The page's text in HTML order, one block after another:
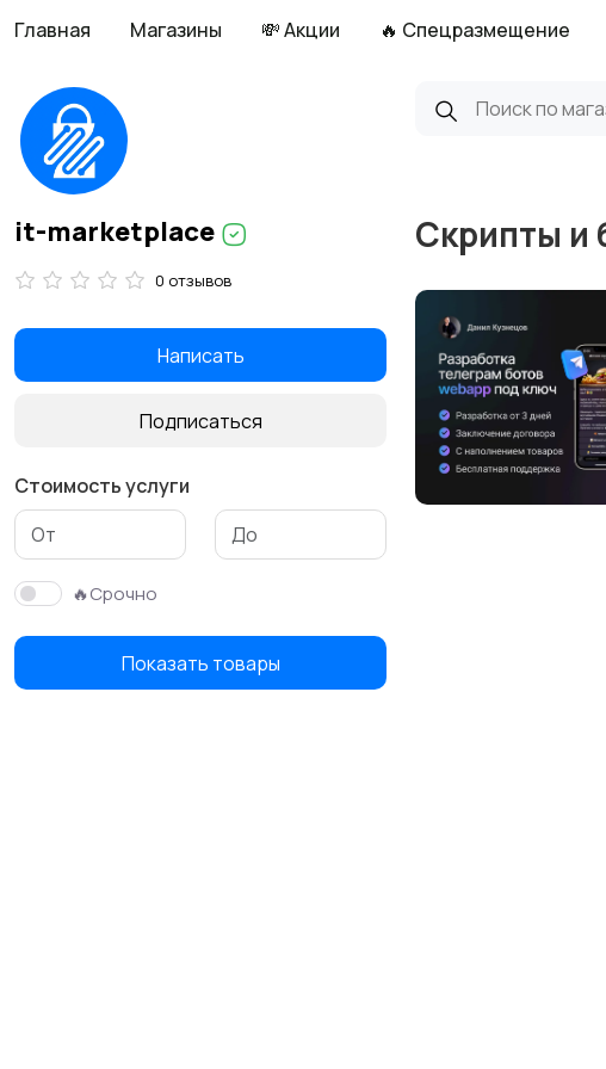
Главная Магазины 💸 Акции 🔥 Спецразмещение
it-marketplace
0 отзывов
Написать
Подписаться
Стоимость услуги
🔥Срочно
Показать товары
Скрипты и